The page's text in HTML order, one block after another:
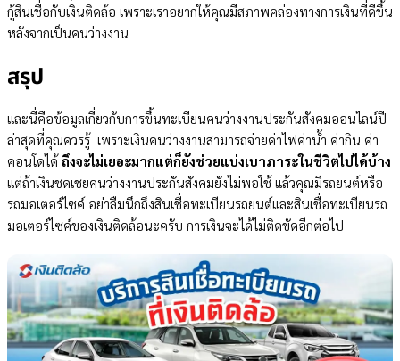
กู้สินเชื่อกับเงินติดล้อ เพราะเราอยากให้คุณมีสภาพคล่องทางการเงินที่ดีขึ้น
หลังจากเป็นคนว่างงาน
สรุป
และนี่คือข้อมูลเกี่ยวกับการขึ้นทะเบียนคนว่างงานประกันสังคมออนไลน์ปี
ล่าสุดที่คุณควรรู้ เพราะเงินคนว่างงานสามารถจ่ายค่าไฟค่าน้ำ ค่ากิน ค่า
คอนโดได้ถึงจะไม่เยอะมากแต่ก็ยังช่วยแบ่งเบาภาระในชีวิตไปได้บ้าง
แต่ถ้าเงินชดเชยคนว่างงานประกันสังคมยังไม่พอใช้ แล้วคุณมีรถยนต์หรือ
รถมอเตอร์ไซค์ อย่าลืมนึกถึงสินเชื่อทะเบียนรถยนต์และสินเชื่อทะเบียนรถ
มอเตอร์ไซค์ของเงินติดล้อนะครับ การเงินจะได้ไม่ติดขัดอีกต่อไป